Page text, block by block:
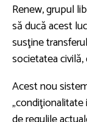
Renew, grupul
să ducă acest
susţine
societatea
Acest nou
„condiţionalitate